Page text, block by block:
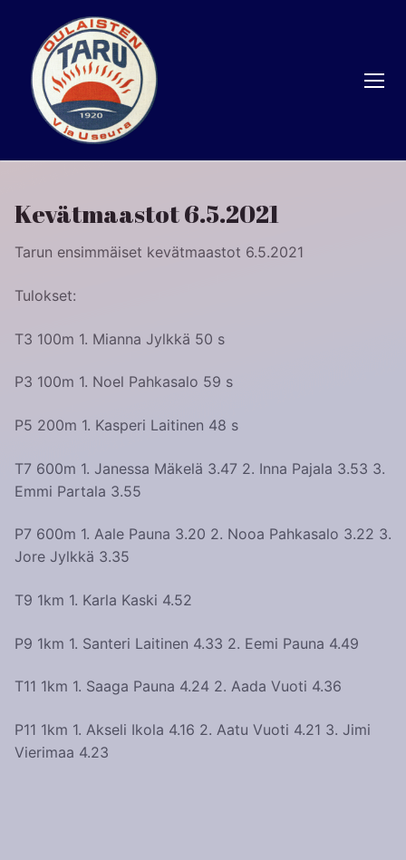
sisältöön
Kevätmaastot 6.5.2021
Tarun ensimmäiset kevätmaastot 6.5.2021
Tulokset:
T3 100m 1. Mianna Jylkkä 50 s
P3 100m 1. Noel Pahkasalo 59 s
P5 200m 1. Kasperi Laitinen 48 s
T7 600m 1. Janessa Mäkelä 3.47 2. Inna Pajala 3.53 3.
Emmi Partala 3.55
P7 600m 1. Aale Pauna 3.20 2. Nooa Pahkasalo 3.22 3.
Jore Jylkkä 3.35
T9 1km 1. Karla Kaski 4.52
P9 1km 1. Santeri Laitinen 4.33 2. Eemi Pauna 4.49
T11 1km 1. Saaga Pauna 4.24 2. Aada Vuoti 4.36
P11 1km 1. Akseli Ikola 4.16 2. Aatu Vuoti 4.21 3. Jimi
Vierimaa 4.23